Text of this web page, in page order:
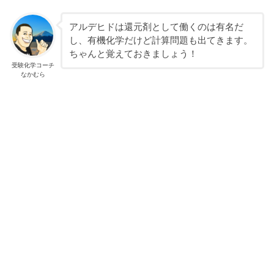
受験化学コーチ
なかむら
アルデヒドは還元剤として働くのは有名だ
し、有機化学だけど計算問題も出てきます。
ちゃんと覚えておきましょう！